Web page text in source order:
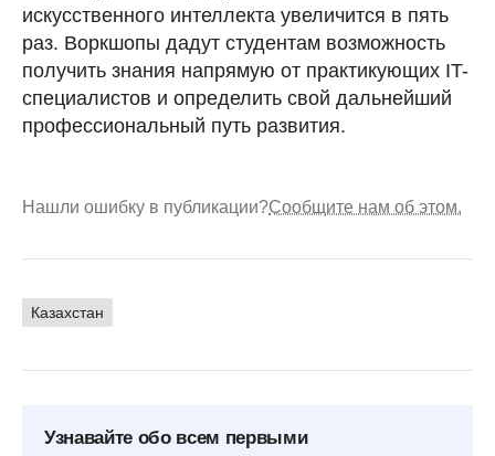
искусственного интеллекта увеличится в пять
раз. Воркшопы дадут студентам возможность
получить знания напрямую от практикующих IT-
специалистов и определить свой дальнейший
профессиональный путь развития.
Нашли ошибку в публикации?Сообщите нам об этом.
Казахстан
Узнавайте обо всем первыми